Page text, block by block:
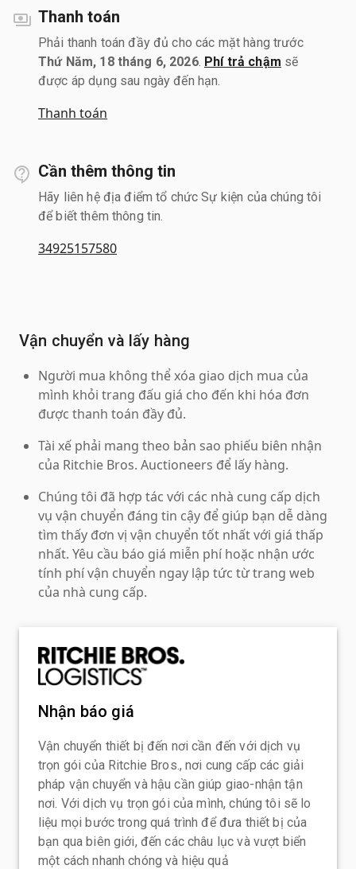
Thanh toán
Phải thanh toán đầy đủ cho các mặt hàng trước
Thứ Năm, 18 tháng 6, 2026. Phí trả chậm sẽ
được áp dụng sau ngày đến hạn.
Thanh toán
Cần thêm thông tin
Hãy liên hệ địa điểm tổ chức Sự kiện của chúng tôi
để biết thêm thông tin.
34925157580
Vận chuyển và lấy hàng
Người mua không thể xóa giao dịch mua của
mình khỏi trang đấu giá cho đến khi hóa đơn
được thanh toán đầy đủ.
Tài xế phải mang theo bản sao phiếu biên nhận
của Ritchie Bros. Auctioneers để lấy hàng.
Chúng tôi đã hợp tác với các nhà cung cấp dịch
vụ vận chuyển đáng tin cậy để giúp bạn dễ dàng
tìm thấy đơn vị vận chuyển tốt nhất với giá thấp
nhất. Yêu cầu báo giá miễn phí hoặc nhận ước
tính phí vận chuyển ngay lập tức từ trang web
của nhà cung cấp.
Nhận báo giá
Vận chuyển thiết bị đến nơi cần đến với dịch vụ
trọn gói của Ritchie Bros., nơi cung cấp các giải
pháp vận chuyển và hậu cần giúp giao-nhận tận
nơi. Với dịch vụ trọn gói của mình, chúng tôi sẽ lo
liệu mọi bước trong quá trình để đưa thiết bị của
bạn qua biên giới, đến các châu lục và vượt biển
một cách nhanh chóng và hiệu quả